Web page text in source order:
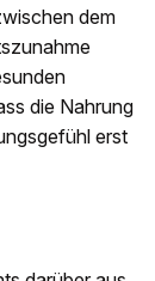
dem
die Nahrung
erst